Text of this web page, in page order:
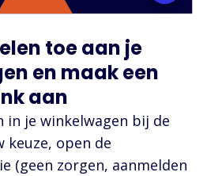
toe aan je
en maak een
aan
in je winkelwagen bij de
keuze, open de
(geen zorgen, aanmelden